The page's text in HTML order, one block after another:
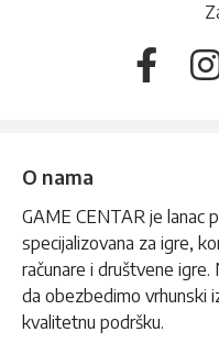
O nama
GAME CENTAR je lanac
specijalizovana za igre,
računare i društvene igre.
da obezbedimo vrhunski
kvalitetnu podršku.